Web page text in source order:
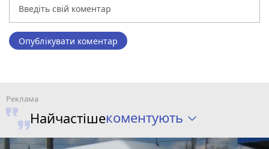
Опублікувати коментар
Найчастішекоментують